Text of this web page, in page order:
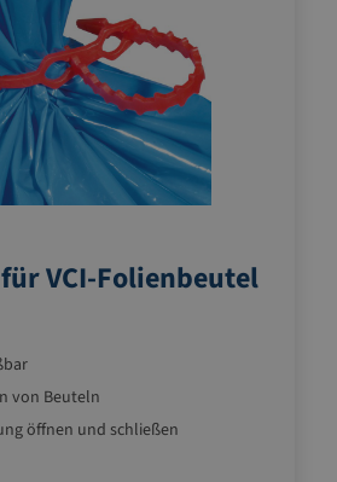
VCI-Folienbeutel
von Beuteln
öffnen und schließen